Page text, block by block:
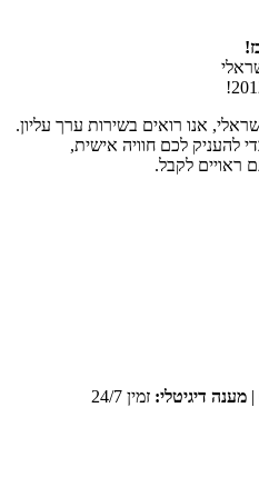
אנו רואים בשירות ערך עליון.
להעניק לכם חוויה אישית,
ראויים לקבל.
מענה דיגיטלי:
זמין 24/7